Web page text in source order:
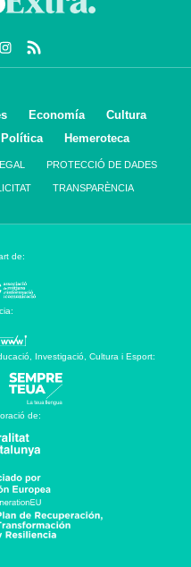
Economía
Cultura
Política Hemeroteca
PROTECCIÓ DE DADES
TRANSPARÈNCIA
de:
Investigació, Cultura i Esport:
de: